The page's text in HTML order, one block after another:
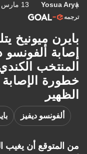
Yosua Arya 13 مارس 2026 08:33-04:00
ترجمه
بايرن ميونيخ
إصابة
المنتخب
خطورة الإصابة
الظهير
ألفونسو ديفيز
من المتوقع أن يغيب